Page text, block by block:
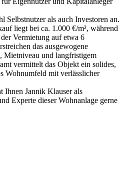
Selbstnutzer als auch Investoren an.
liegt bei ca. 1.000 €/m², während
Vermietung auf etwa 6
das ausgewogene
Mietniveau und langfristigem
vermittelt das Objekt ein solides,
Wohnumfeld mit verlässlicher
Ihnen Jannik Klauser als
Experte dieser Wohnanlage gerne